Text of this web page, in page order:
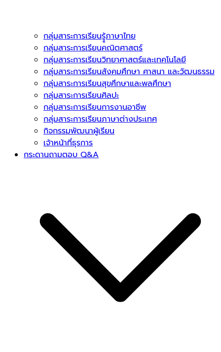
กลุ่มสาระการเรียนรูู้ภาษาไทย
กลุ่มสาระการเรียนคณิตศาสตร์
กลุ่มสาระการเรียนวิทยาศาสตร์และเทคโนโลยี
กลุ่มสาระการเรียนสังคมศึกษา ศาสนา และวัฒนธรรม
กลุ่มสาระการเรียนสุขศึกษาและพลศึกษา
กลุ่มสาระการเรียนศิลปะ
กลุ่มสาระการเรียนการงานอาชีพ
กลุ่มสาระการเรียนภาษาต่างประเทศ
กิจกรรมพัฒนาผู้เรียน
เจ้าหน้าที่ธุรการ
กระดานถามตอบ Q&A